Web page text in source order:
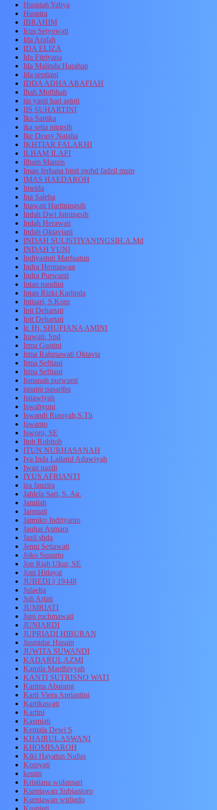
Husniah Yahya
Huspira
IBRAHIM
Icus Setyowati
Ida Arafah
IDA ELIZA
Ida Fitriyana
Ida Malinda Harahap
Ida septiani
IDDA ADHA ARAFIAH
Ihah Muflihah
iin yanti hari astuti
IIS SUHARTINI
Ika Sartika
ika setia ningsih
Ike Deasy Natalia
IKHTIAR FALAKHI
ILHAM ILAFI
Ilham Manzis
Iman ferhana binti mohd fadzil muin
IMAS HAEDAROH
Imelda
Ina Saleha
Inawati Hartiningsih
Indah Dwi Jatningsih
Indah Herawati
Indah Oktaviani
INDAH SULISTIYANINGSIH.A.Md
INDAH YUNI
Indiyastuti Marfuatun
Indra Hermawan
Indra Purwanti
Intan pandini
Intan Rizki Karlinda
Intisari, S.Kom
Ipit Dehartati
Ipit Dehartati
Ir. Hj. SHUFIANA AMINI
Irawati. Spd
Irma Gustini
Irma Rahmawati Oktavia
Irma Seftiani
Irma Seftiani
Ismanah purwanti
isnaini pasaribu
Isnawiyah
Iswahyuni
Iswandi Russyah,S.Th
Iswanto
Isworo, SE
Itoh Robitoh
ITUN NURHASANAH
Iva Inda Lailatul Adawiyah
Iwan nazili
IYUS AFRIANTI
iza fauzira
Jahlela Sari, S. Ag.
Jamilah
Jarmiati
Jatmiko Indriyanto
Jauhar Asmara
Jazil sbda
Jenni Setiawati
Joko Sunarto
Jon Riah Ukur, SE
Joni Hidayat
JUBEDI || 19448
Julaeha
Juli Artati
JUMRIATI
Juni rochmawati
JUNIARDI
JUPRIADI HIBURAN
Jusmidar Husain
JUWITA SUWANDI
KADARUL AZMI
Kamila Mardhiyyah
KANTI SUTRISNO WATI
Karima Abarang
Karti Viera Apriantini
Kartikawati
Kartini
Kasmiati
Kemala Dewi S
KHAIRUL ASWANI
KHOMISAROH
Kiki Hayatun Nufus
Komyati
kosim
Kristiana wulansari
Kurniawan Subiantoro
Kurniawan widigdo
Kusniati